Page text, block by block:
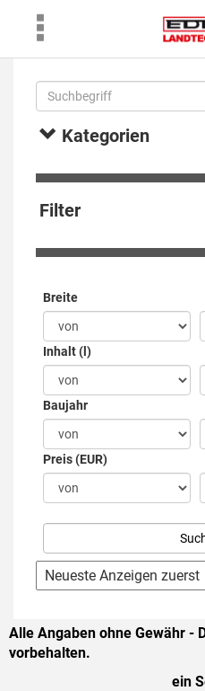
Kategorien
Filter
Breite
Inhalt (l)
Baujahr
Preis (EUR)
Alle Angaben ohne Gewähr -
vorbehalten.
ein